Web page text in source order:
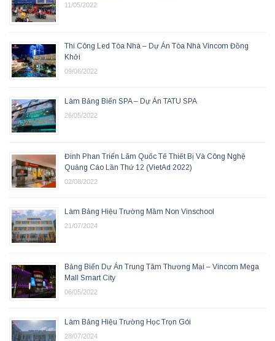
11/05/2022
Thi Công Led Tòa Nhà – Dự Án Tòa Nhà Vincom Đồng
Khởi
09/06/2022
Làm Bảng Biển SPA – Dự Án TATU SPA
26/05/2022
Đinh Phan Triển Lãm Quốc Tế Thiết Bị Và Công Nghệ
Quảng Cáo Lần Thứ 12 (VietAd 2022)
02/08/2022
Làm Bảng Hiệu Trường Mầm Non Vinschool
21/07/2024
Bảng Biển Dự Án Trung Tâm Thương Mại – Vincom Mega
Mall Smart City
06/05/2022
Làm Bảng Hiệu Trường Học Trọn Gói
28/07/2024